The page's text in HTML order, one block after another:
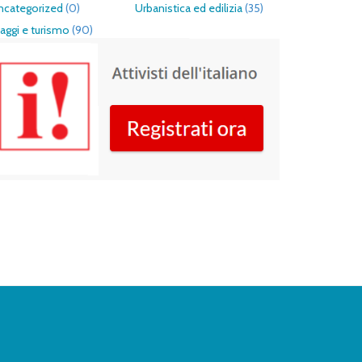
(0) Urbanistica ed edilizia(35)
e turismo (90)